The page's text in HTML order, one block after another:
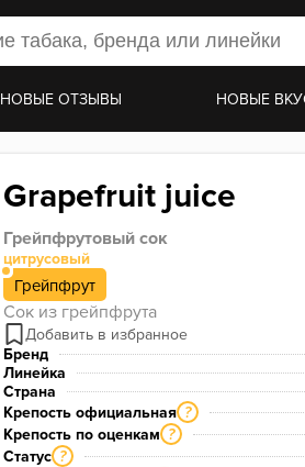
НОВЫЕ ОТЗЫВЫ НОВЫЕ
Grapefruit juice
Грейпфрутовый сок
цитрусовый
Грейпфрут
Сок из грейпфрута
Бренд
Линейка
Страна
Крепость официальная ?
Крепость по оценкам ?
Статус ?